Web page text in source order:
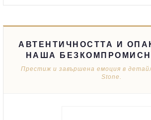
АВТЕНТИЧНОСТТА И
НАША
Престиж и завършена емоция в
Stone.